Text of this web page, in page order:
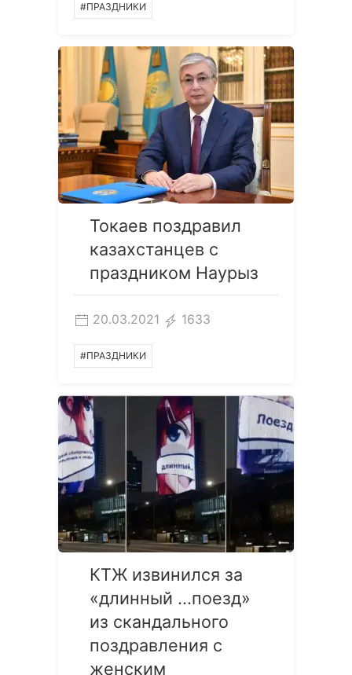
#ПРАЗДНИКИ
Токаев поздравил
казахстанцев с
праздником Наурыз
20.03.2021 1633
#ПРАЗДНИКИ
КТЖ извинился за
«длинный ...поезд»
из скандального
поздравления с
женским